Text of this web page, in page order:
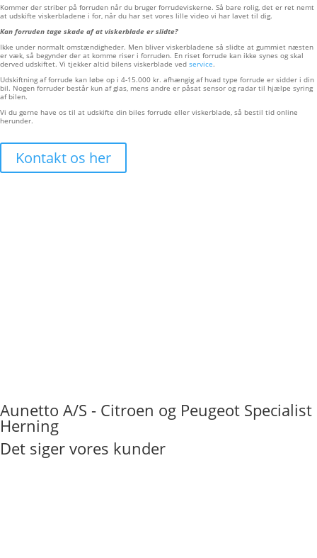
Kommer der striber på forruden når du bruger forrudeviskerne. Så bare rolig, det er ret nemt
at udskifte viskerbladene i for, når du har set vores lille video vi har lavet til dig.
Kan forruden tage skade af at viskerblade er slidte?
Ikke under normalt omstændigheder. Men bliver viskerbladene så slidte at gummiet næsten
er væk, så begynder der at komme riser i forruden. En riset forrude kan ikke synes og skal
derved udskiftet. Vi tjekker altid bilens viskerblade ved service.
Udskiftning af forrude kan løbe op i 4-15.000 kr. afhængig af hvad type forrude er sidder i din
bil. Nogen forruder består kun af glas, mens andre er påsat sensor og radar til hjælpe syring
af bilen.
Vi du gerne have os til at udskifte din biles forrude eller viskerblade, så bestil tid online
herunder.
Kontakt os her
Aunetto A/S - Citroen og Peugeot Specialist
Herning
Det siger vores kunder